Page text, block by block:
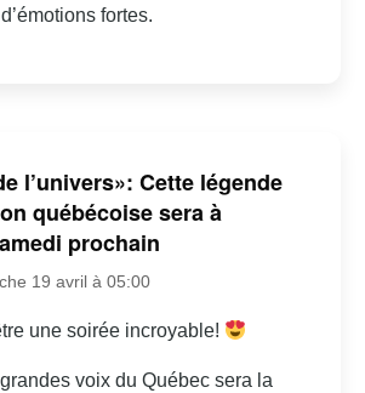
fortes.
l’univers»: Cette légende
québécoise sera à
prochain
19 avril à 05:00
une soirée incroyable!
voix du Québec sera la